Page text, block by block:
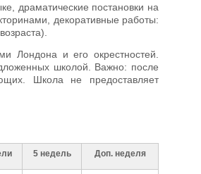
драматические постановки на
декоративные работы:
Лондона и его окрестностей.
школой. Важно: после
Школа не предоставляет
5 недель Доп. неделя